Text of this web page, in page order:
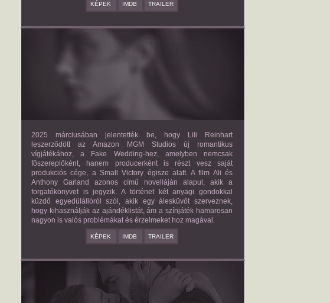
KÉPEK IMDB TRAILER
FAKE WEDDING
2025 márciusában jelentették be, hogy Lili Reinhart
leszerződött az Amazon MGM Studios új romantikus
vígjátékához, a Fake Wedding-hez, amelyben nemcsak
főszereplőként, hanem producerként is részt vesz saját
produkciós cége, a Small Victory égisze alatt. A film Ali és
Anthony Garland azonos című novelláján alapul, akik a
forgatókönyvet is jegyzik. A történet két anyagi gondokkal
küzdő egyedülállóról szól, akik egy álesküvőt szerveznek,
hogy kihasználják az ajándéklistát, ám a színjáték hamarosan
nagyon is valós problémákat és érzelmeket hoz magával.
KÉPEK IMDB TRAILER
THE LOVE HYPOTHESIS